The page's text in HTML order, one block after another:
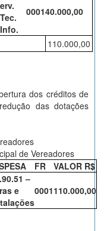
000140.000,00
110.000,00
dos créditos de
das dotações
de Vereadores
FR
VALOR R$
–
e
0001110.000,00